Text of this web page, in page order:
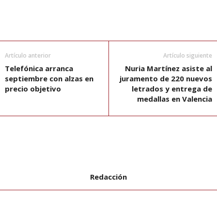
Artículo anterior
Telefónica arranca
septiembre con alzas en
precio objetivo
Artículo siguiente
Nuria Martínez asiste al
juramento de 220 nuevos
letrados y entrega de
medallas en Valencia
Redacción